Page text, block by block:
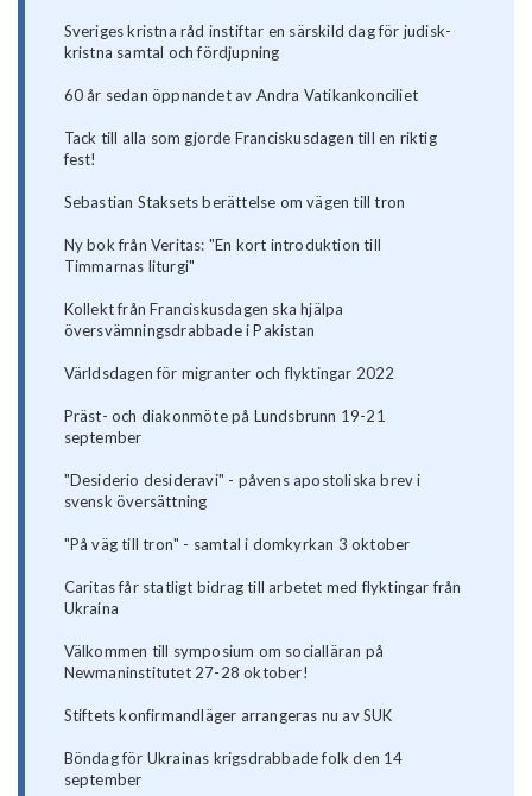
Sveriges kristna råd instiftar en särskild dag för judisk-
kristna samtal och fördjupning
60 år sedan öppnandet av Andra Vatikankonciliet
Tack till alla som gjorde Franciskusdagen till en riktig
fest!
Sebastian Staksets berättelse om vägen till tron
Ny bok från Veritas: "En kort introduktion till
Timmarnas liturgi"
Kollekt från Franciskusdagen ska hjälpa
översvämningsdrabbade i Pakistan
Världsdagen för migranter och flyktingar 2022
Präst- och diakonmöte på Lundsbrunn 19-21
september
"Desiderio desideravi" - påvens apostoliska brev i
svensk översättning
"På väg till tron" - samtal i domkyrkan 3 oktober
Caritas får statligt bidrag till arbetet med flyktingar från
Ukraina
Välkommen till symposium om socialläran på
Newmaninstitutet 27-28 oktober!
Stiftets konfirmandläger arrangeras nu av SUK
Böndag för Ukrainas krigsdrabbade folk den 14
september